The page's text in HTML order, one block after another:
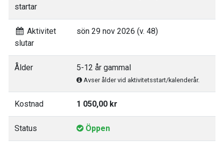
startar
Aktivitet
slutar
sön 29 nov 2026 (v. 48)
Ålder 5-12 år gammal
Avser ålder vid aktivitetsstart/kalenderår.
Kostnad 1 050,00 kr
Status Öppen